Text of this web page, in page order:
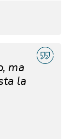
ma
la